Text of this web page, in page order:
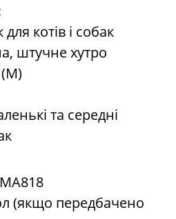
котів і собак
штучне хутро
та середні
(якщо передбачено